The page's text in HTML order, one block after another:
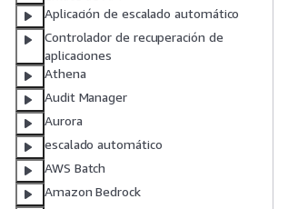
Aplicación de escalado automático
Controlador de recuperación de
aplicaciones
Athena
Audit Manager
Aurora
escalado automático
AWS Batch
Amazon Bedrock